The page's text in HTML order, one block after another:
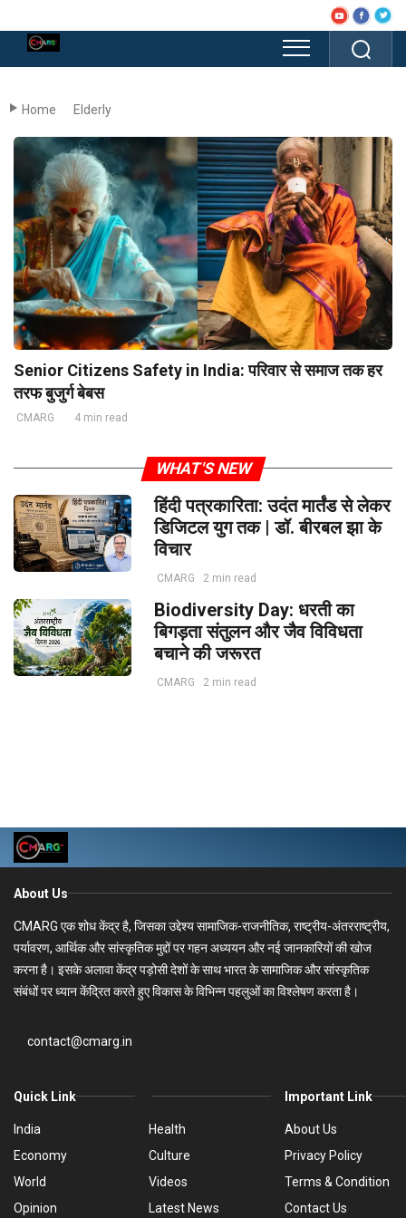
Home Elderly
Senior Citizens Safety in India: परिवार से समाज तक हर
तरफ बुजुर्ग बेबस
CMARG 4 min read
WHAT'S NEW
हिंदी पत्रकारिता: उदंत मार्तंड से लेकर
डिजिटल युग तक | डॉ. बीरबल झा के
विचार
CMARG 2 min read
Biodiversity Day: धरती का
बिगड़ता संतुलन और जैव विविधता
बचाने की जरूरत
CMARG 2 min read
About Us
CMARG एक शोध केंद्र है, जिसका उद्देश्य सामाजिक-राजनीतिक, राष्ट्रीय-अंतरराष्ट्रीय,
पर्यावरण, आर्थिक और सांस्कृतिक मुद्दों पर गहन अध्ययन और नई जानकारियों की खोज
करना है। इसके अलावा केंद्र पड़ोसी देशों के साथ भारत के सामाजिक और सांस्कृतिक
संबंधों पर ध्यान केंद्रित करते हुए विकास के विभिन्न पहलुओं का विश्लेषण करता है।
contact@cmarg.in
Quick Link
India
Economy
World
Opinion
Health
Culture
Videos
Latest News
Important Link
About Us
Privacy Policy
Terms & Condition
Contact Us